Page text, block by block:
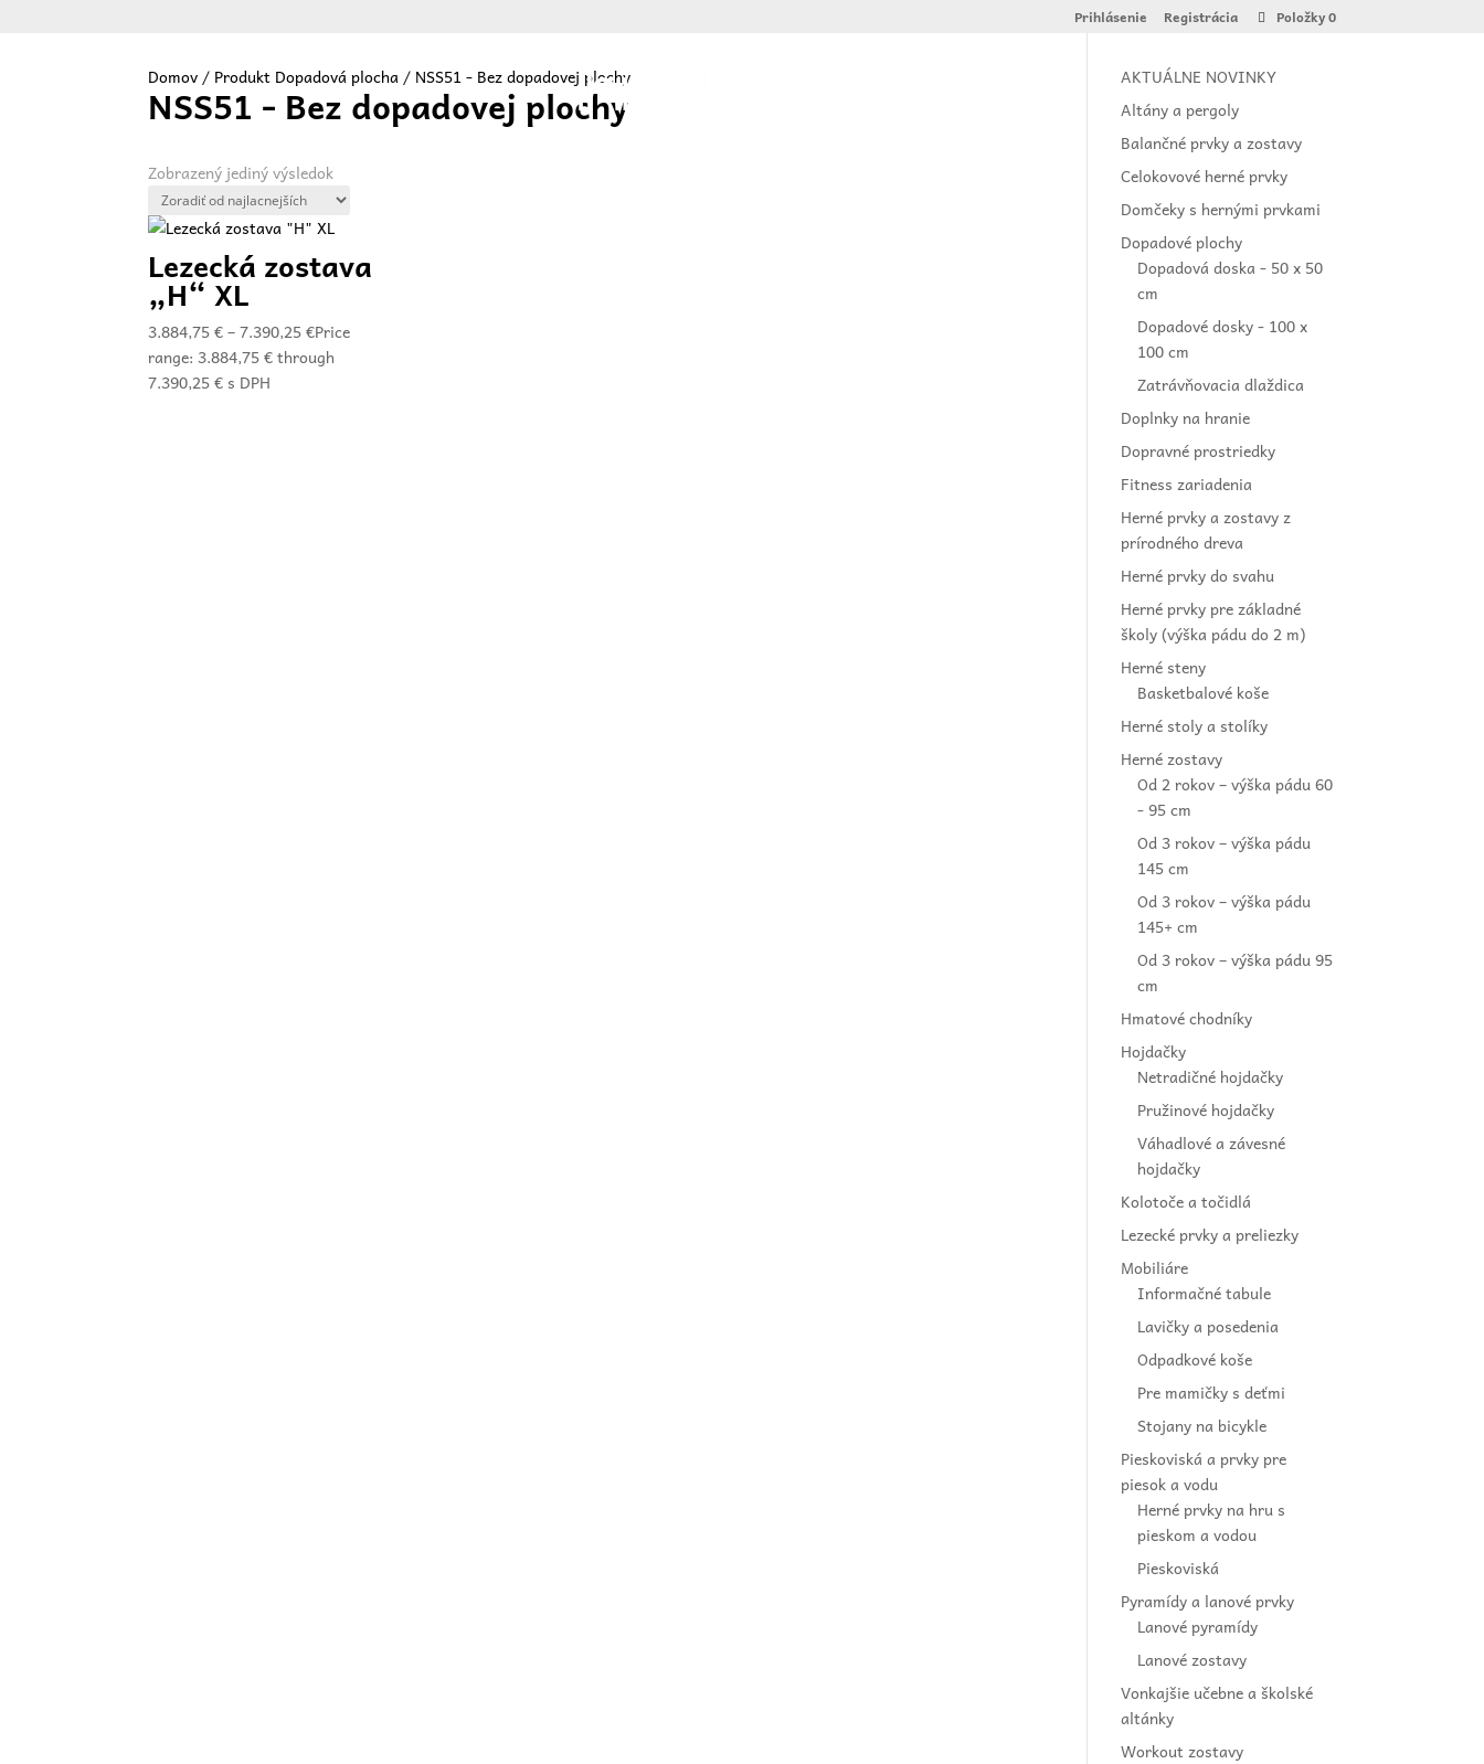
Prihlásenie Registrácia Položky 0
Domov / Produkt Dopadová plocha / NSS51 - Bez dopadovej plochy
NSS51 - Bez dopadovej plochy
Zobrazený jediný výsledok
Lezecká zostava
„H“ XL
3.884,75€ – 7.390,25€Price
range: 3.884,75 € through
7.390,25 € s DPH
AKTUÁLNE NOVINKY
Altány a pergoly
Balančné prvky a zostavy
Celokovové herné prvky
Domčeky s hernými prvkami
Dopadové plochy
Dopadová doska - 50 x 50
cm
Dopadové dosky - 100 x
100 cm
Zatrávňovacia dlaždica
Doplnky na hranie
Dopravné prostriedky
Fitness zariadenia
Herné prvky a zostavy z
prírodného dreva
Herné prvky do svahu
Herné prvky pre základné
školy (výška pádu do 2 m)
Herné steny
Basketbalové koše
Herné stoly a stolíky
Herné zostavy
Od 2 rokov – výška pádu 60
- 95 cm
Od 3 rokov – výška pádu
145 cm
Od 3 rokov – výška pádu
145+ cm
Od 3 rokov – výška pádu 95
cm
Hmatové chodníky
Hojdačky
Netradičné hojdačky
Pružinové hojdačky
Váhadlové a závesné
hojdačky
Kolotoče a točidlá
Lezecké prvky a preliezky
Mobiliáre
Informačné tabule
Lavičky a posedenia
Odpadkové koše
Pre mamičky s deťmi
Stojany na bicykle
Pieskoviská a prvky pre
piesok a vodu
Herné prvky na hru s
pieskom a vodou
Pieskoviská
Pyramídy a lanové prvky
Lanové pyramídy
Lanové zostavy
Vonkajšie učebne a školské
altánky
Workout zostavy